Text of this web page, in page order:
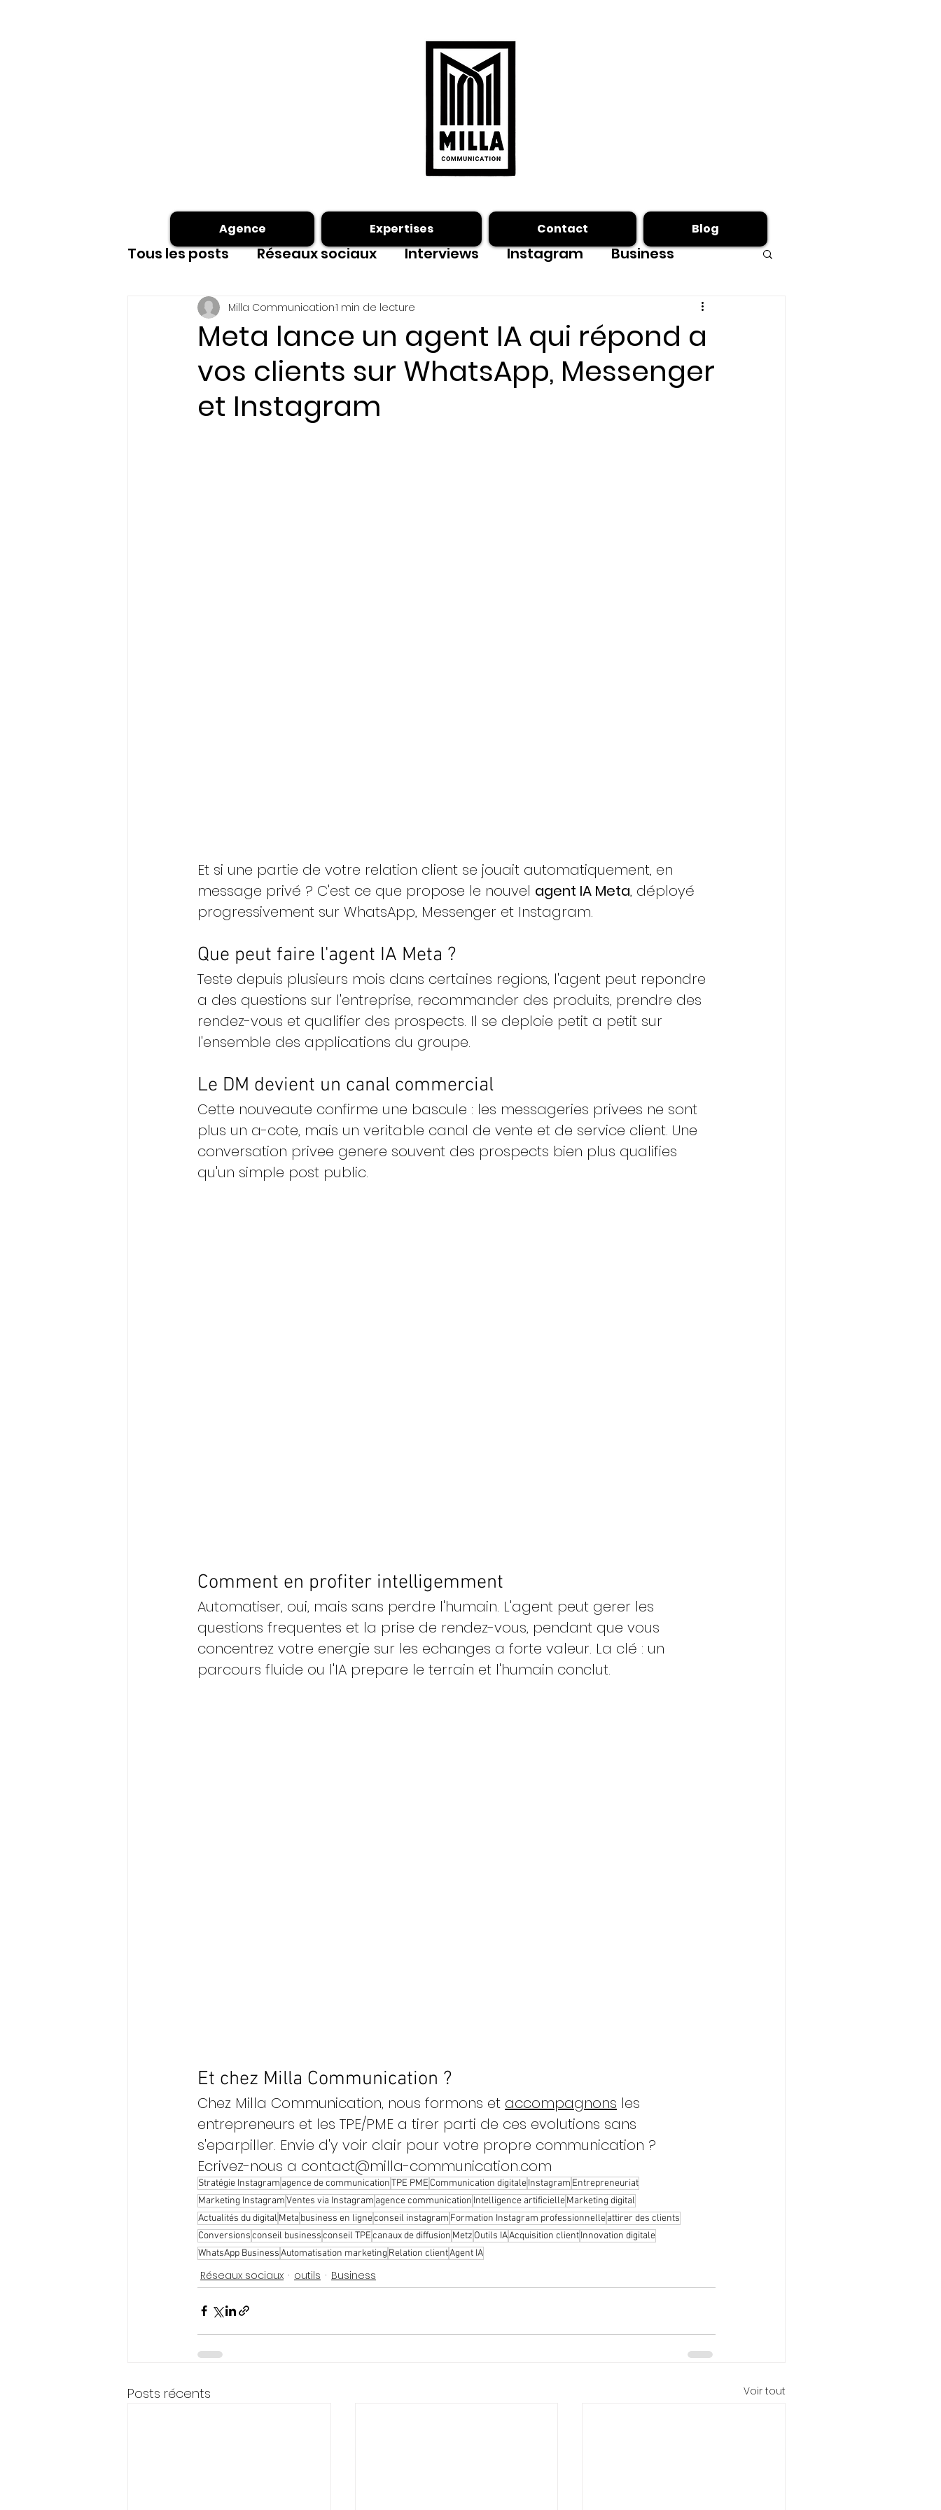
Tous les posts Réseaux sociaux Interviews Instagram Business
Site internet shooting photo Facebook
Initiatives & Engagements
Meta lance un agent IA qui répond a
vos clients sur WhatsApp, Messenger
et Instagram
Milla Communication1 min de lecture
Et si une partie de votre relation client se jouait automatiquement, en
message privé ? C'est ce que propose le nouvel agent IA Meta, déployé
progressivement sur WhatsApp, Messenger et Instagram.
Que peut faire l'agent IA Meta ?
Teste depuis plusieurs mois dans certaines regions, l'agent peut repondre
a des questions sur l'entreprise, recommander des produits, prendre des
rendez-vous et qualifier des prospects. Il se deploie petit a petit sur
l'ensemble des applications du groupe.
Le DM devient un canal commercial
Cette nouveaute confirme une bascule : les messageries privees ne sont
plus un a-cote, mais un veritable canal de vente et de service client. Une
conversation privee genere souvent des prospects bien plus qualifies
qu'un simple post public.
Comment en profiter intelligemment
Automatiser, oui, mais sans perdre l'humain. L'agent peut gerer les
questions frequentes et la prise de rendez-vous, pendant que vous
concentrez votre energie sur les echanges a forte valeur. La clé : un
parcours fluide ou l'IA prepare le terrain et l'humain conclut.
Et chez Milla Communication ?
Chez Milla Communication, nous formons et accompagnons les
entrepreneurs et les TPE/PME a tirer parti de ces evolutions sans
s'eparpiller. Envie d'y voir clair pour votre propre communication ?
Ecrivez-nous a contact@milla-communication.com
Stratégie Instagram agence de communicationTPE PME Communication digitaleInstagram Entrepreneuriat
Marketing InstagramVentes via Instagram agence communication Intelligence artificielleMarketing digital
Actualités du digital Meta business en ligneconseil instagram Formation Instagram professionnelleattirer des clients
Conversionsconseil businessconseil TPEcanaux de diffusion Metz Outils IAAcquisition clientInnovation digitale
WhatsApp BusinessAutomatisation marketing Relation clientAgent IA
Réseaux sociaux outils Business
Posts récents Voir tout
Agence Expertises Contact Blog